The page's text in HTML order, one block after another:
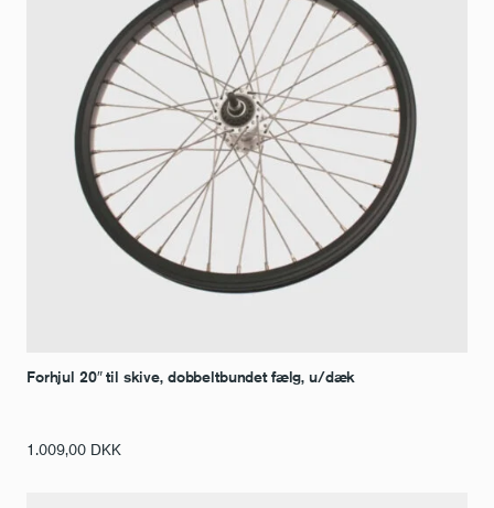
Forhjul 20″ til skive, dobbeltbundet fælg, u/dæk
1.009,00 DKK